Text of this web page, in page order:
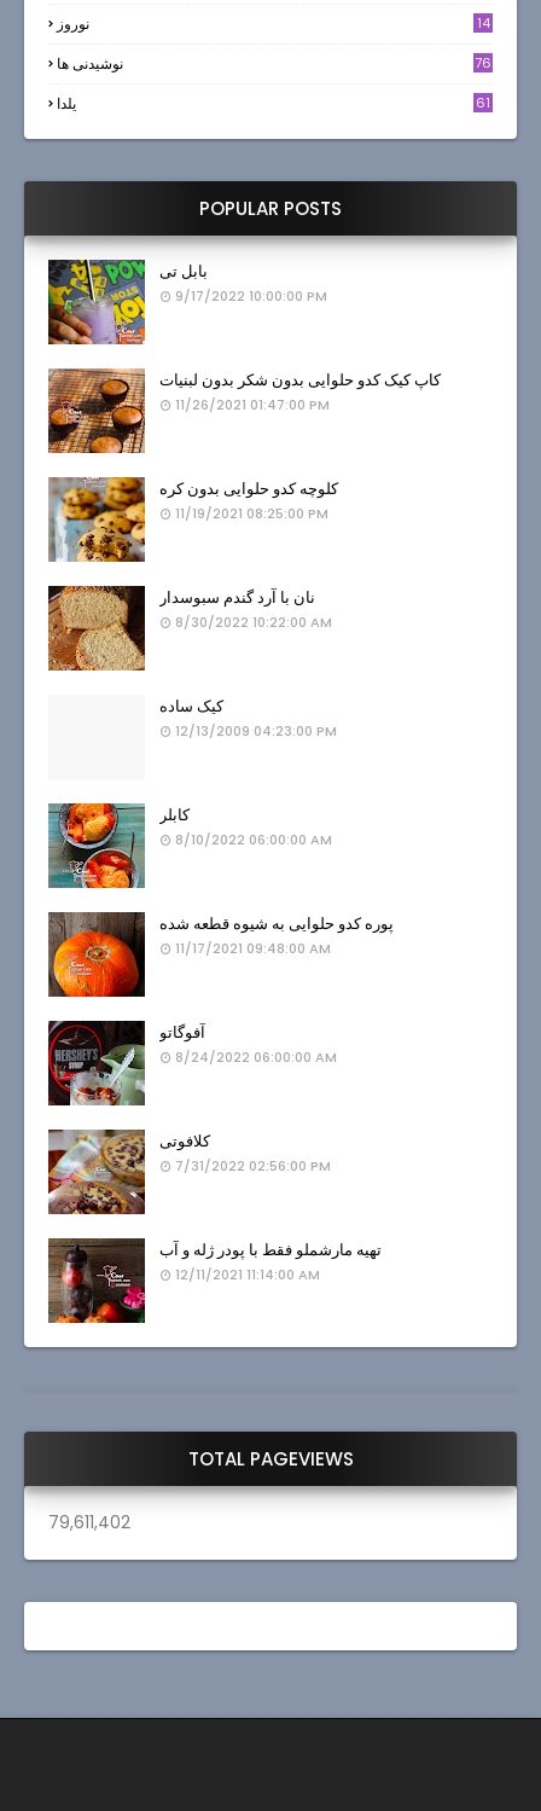
نوروز
14
نوشیدنی ها 76
یلدا 61
POPULAR POSTS
بابل تی
9/17/2022 10:00:00 PM
کاپ کیک کدو حلوایی بدون شکر بدون لبنیات
11/26/2021 01:47:00 PM
کلوچه کدو حلوایی بدون کره
11/19/2021 08:25:00 PM
نان با آرد گندم سبوسدار
8/30/2022 10:22:00 AM
کیک ساده
12/13/2009 04:23:00 PM
کابلر
8/10/2022 06:00:00 AM
پوره کدو حلوایی به شیوه قطعه شده
11/17/2021 09:48:00 AM
آفوگاتو
8/24/2022 06:00:00 AM
کلافوتی
7/31/2022 02:56:00 PM
تهیه مارشملو فقط با پودر ژله و آب
12/11/2021 11:14:00 AM
TOTAL PAGEVIEWS
79,611,402